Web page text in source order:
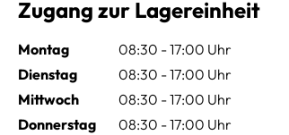
Zugang zur Lagereinheit
Montag
08:30 - 17:00 Uhr
Dienstag
08:30 - 17:00 Uhr
Mittwoch
08:30 - 17:00 Uhr
Donnerstag
08:30 - 17:00 Uhr